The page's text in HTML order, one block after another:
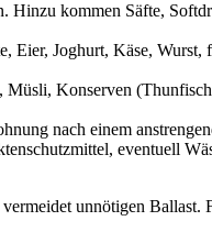
kommen Säfte,
Eier, Joghurt, Käse,
Konserven
nach einem
eventuell
unnötigen